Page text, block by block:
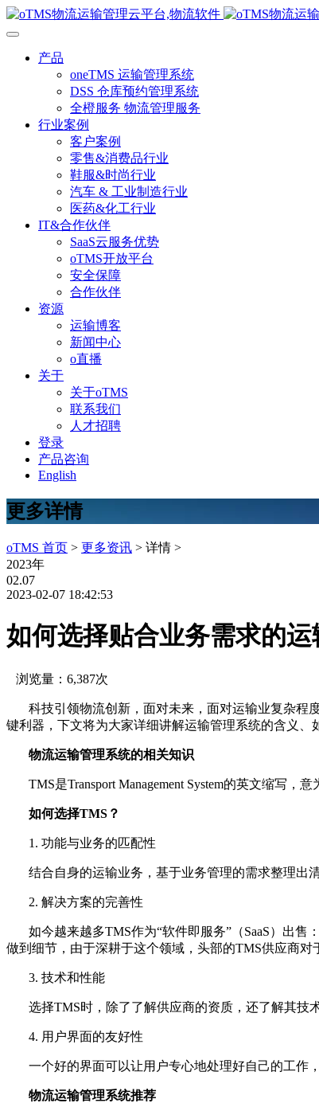
产品
oneTMS 运输管理系统
DSS 仓库预约管理系统
全橙服务 物流管理服务
行业案例
客户案例
零售&消费品行业
鞋服&时尚行业
汽车 & 工业制造行业
医药&化工行业
IT&合作伙伴
SaaS云服务优势
oTMS开放平台
安全保障
合作伙伴
资源
运输博客
新闻中心
o直播
关于
关于oTMS
联系我们
人才招聘
登录
产品咨询
English
更多详情
oTMS 首页 > 更多资讯 > 详情 >
2023年
02.07
2023-02-07 18:42:53
如何选择贴合业务需求的
浏览量：6,387次
科技引领物流创新，面对未来，面对运输业复杂程
键利器，下文将为大家详细讲解运输管理系统的含义、
物流运输管理系统的相关知识
TMS是Transport Management System的英文缩写
如何选择TMS？
1. 功能与业务的匹配性
结合自身的运输业务，基于业务管理的需求整理出
2. 解决方案的完善性
如今越来越多TMS作为“软件即服务”（SaaS）出
做到细节，由于深耕于这个领域，头部的TMS供应商
3. 技术和性能
选择TMS时，除了了解供应商的资质，还了解其技
4. 用户界面的友好性
一个好的界面可以让用户专心地处理好自己的工作
物流运输管理系统推荐